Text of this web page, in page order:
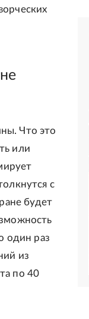
Что это
или
с
будет
один раз
из
по 40